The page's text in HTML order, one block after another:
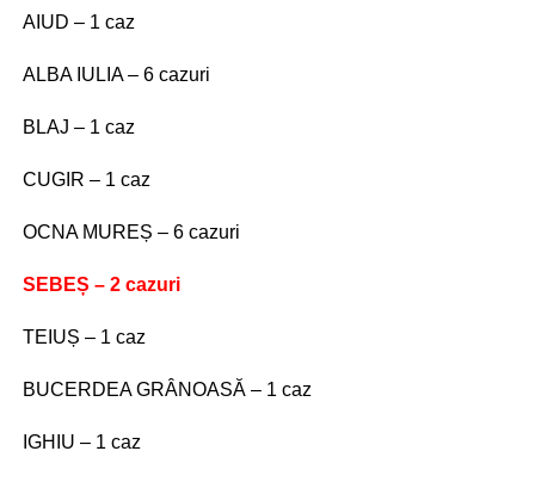
AIUD – 1 caz
ALBA IULIA – 6 cazuri
BLAJ – 1 caz
CUGIR – 1 caz
OCNA MUREȘ – 6 cazuri
SEBEȘ – 2 cazuri
TEIUȘ – 1 caz
BUCERDEA GRÂNOASĂ – 1 caz
IGHIU – 1 caz